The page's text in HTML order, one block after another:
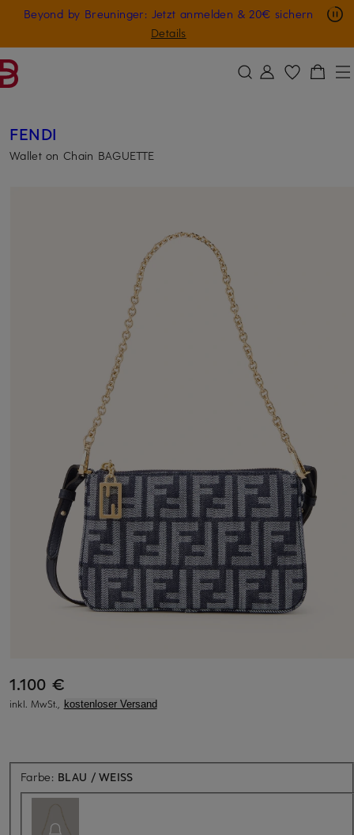
ZUM HAUPTINHALT ÜBERSPRINGEN
Beyond by Breuninger: Jetzt anmelden & 20€ sichern
Details
Nur in der App: -10 € auf digitale Geschenkkarten
GESCHENK20
FENDI
Wallet on Chain BAGUETTE
1.100 €
inkl. MwSt., kostenloser Versand
Farbe: BLAU / WEISSAktuell nicht verfügbar